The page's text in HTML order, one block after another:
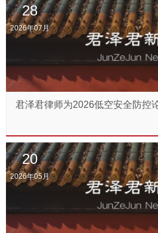
28
2026年07月
君泽君律师为2026低空安全防控
20
2026年05月